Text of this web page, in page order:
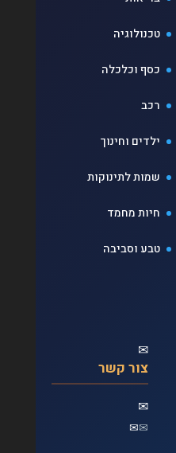
טכנולוגיה
כסף וכלכלה
רכב
ילדים וחינוך
שמות לתינוקות
חיות מחמד
טבע וסביבה
✉
צור קשר
✉
✉
✉